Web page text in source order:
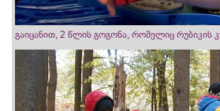
გაიცანით, 2 წლის გოგონა, რომელიც რუბიკის